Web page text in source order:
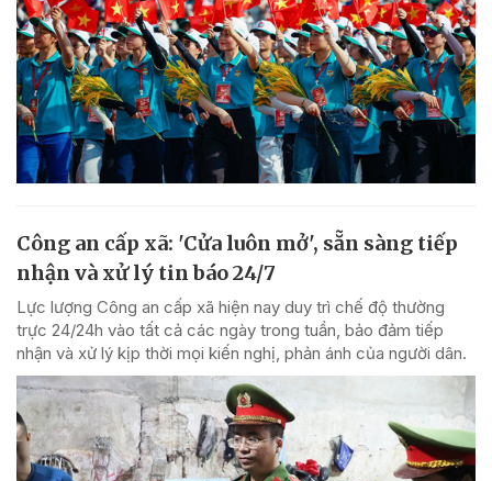
Công an cấp xã: 'Cửa luôn mở', sẵn sàng tiếp
nhận và xử lý tin báo 24/7
Lực lượng Công an cấp xã hiện nay duy trì chế độ thường
trực 24/24h vào tất cả các ngày trong tuần, bảo đảm tiếp
nhận và xử lý kịp thời mọi kiến nghị, phản ánh của người dân.